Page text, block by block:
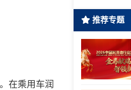
在乘用车润
推荐专题